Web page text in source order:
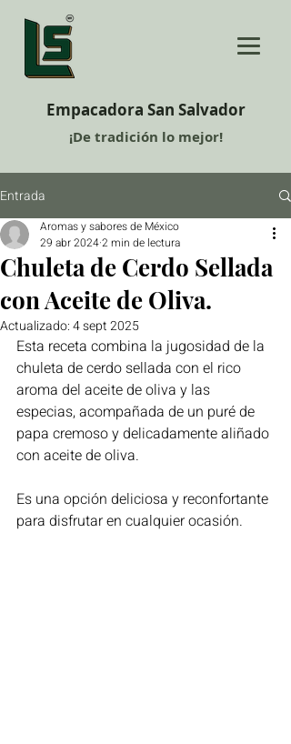
Empacadora San Salvador
¡De tradición lo mejor!
Entrada
Chuleta de Cerdo Sellada
con Aceite de Oliva.
Aromas y sabores de México
29 abr 20242 min de lectura
Actualizado:4 sept 2025
Esta receta combina la jugosidad de la
chuleta de cerdo sellada con el rico
aroma del aceite de oliva y las
especias, acompañada de un puré de
papa cremoso y delicadamente aliñado
con aceite de oliva.
Es una opción deliciosa y reconfortante
para disfrutar en cualquier ocasión.